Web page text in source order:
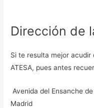
Dirección de
Si te resulta mejor
ATESA, pues antes
Avenida del Ensanche
Madrid